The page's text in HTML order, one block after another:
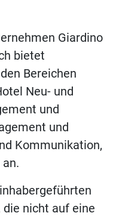
Giardino
bietet
Bereichen
Neu- und
und
und
Kommunikation,
die nicht auf eine